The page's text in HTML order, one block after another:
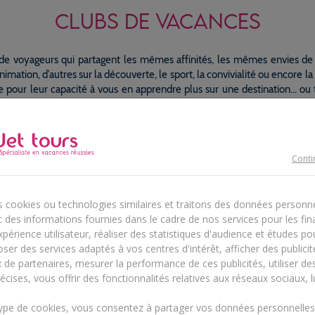
CLUBS DE VACANCES
voyageurs qui partagent les mêmes affinités, les mêmes envies
d’autres sur la découverte, le sport, la convivialité ou encore
pour leur capacité à vous en apprendre plus sur une destination…
Jet tours
nos hôtels 5 étoiles vous invitent à vivre une expérience
où chaque instant est pensé pour votre bien-être. Plus qu’un
aussi luxueux soit-il, c’est avant tout une immersion
qui combine détente, découvertes culturelles, activités sportives
qui rassemblent toute la tribu. Vous n’aurez à vous soucier
sinon à profiter pleinement d’un séjour véritablement magique.
cookies ou technologies similaires et traitons des données
des informations fournies dans le cadre de nos services pour les
utilisateur, réaliser des statistiques d'audience et études
des services adaptés à vos centres d'intérêt, afficher des
partenaires, mesurer la performance de ces publicités, utiliser
vous offrir des fonctionnalités relatives aux réseaux sociaux,
de cookies, vous consentez à partager vos données